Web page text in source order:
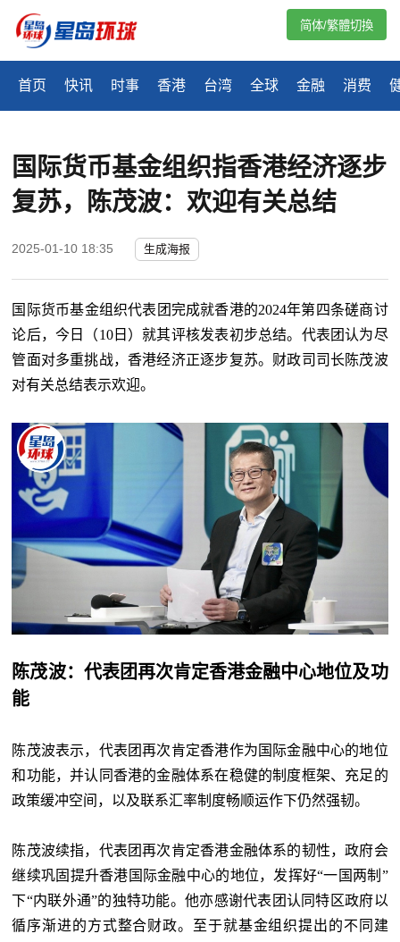
首页 快讯 时事 香港 台湾 全球 金融 消费
简体/繁體切換
国际货币基金组织指香港经济逐步
复苏，陈茂波：欢迎有关总结
2025-01-10 18:35 生成海报
国际货币基金组织代表团完成就香港的2024年第四条磋商讨
论后，今日（10日）就其评核发表初步总结。代表团认为尽
管面对多重挑战，香港经济正逐步复苏。财政司司长陈茂波
对有关总结表示欢迎。
陈茂波：代表团再次肯定香港金融中心地位及功
能
陈茂波表示，代表团再次肯定香港作为国际金融中心的地位
和功能，并认同香港的金融体系在稳健的制度框架、充足的
政策缓冲空间，以及联系汇率制度畅顺运作下仍然强韧。
陈茂波续指，代表团再次肯定香港金融体系的韧性，政府会
继续巩固提升香港国际金融中心的地位，发挥好“一国两制”
下“内联外通”的独特功能。他亦感谢代表团认同特区政府以
循序渐进的方式整合财政。至于就基金组织提出的不同建